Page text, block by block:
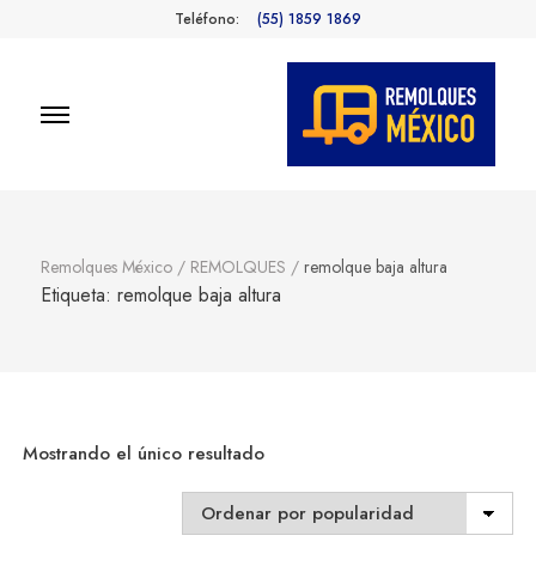
Teléfono: (55) 1859 1869
Remolques México / REMOLQUES / remolque baja altura
Etiqueta: remolque baja altura
Mostrando el único resultado